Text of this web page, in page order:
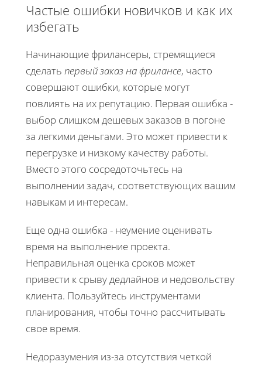
Частые ошибки новичков и как их
избегать
Начинающие фрилансеры, стремящиеся
сделать первый заказ на фрилансе, часто
совершают ошибки, которые могут
повлиять на их репутацию. Первая ошибка -
выбор слишком дешевых заказов в погоне
за легкими деньгами. Это может привести к
перегрузке и низкому качеству работы.
Вместо этого сосредоточьтесь на
выполнении задач, соответствующих вашим
навыкам и интересам.
Еще одна ошибка - неумение оценивать
время на выполнение проекта.
Неправильная оценка сроков может
привести к срыву дедлайнов и недовольству
клиента. Пользуйтесь инструментами
планирования, чтобы точно рассчитывать
свое время.
Недоразумения из-за отсутствия четкой